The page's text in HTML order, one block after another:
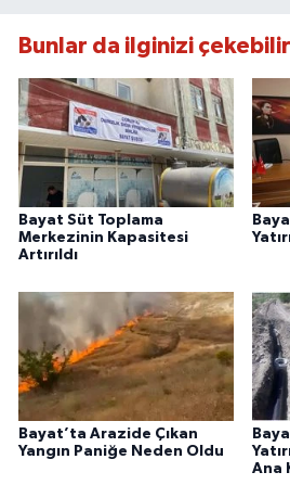
Bunlar da ilginizi çekebilir
Bayat Süt Toplama
Merkezinin Kapasitesi
Artırıldı
Bayat’ta Arazide Çıkan
Yangın Paniğe Neden Oldu
Ana